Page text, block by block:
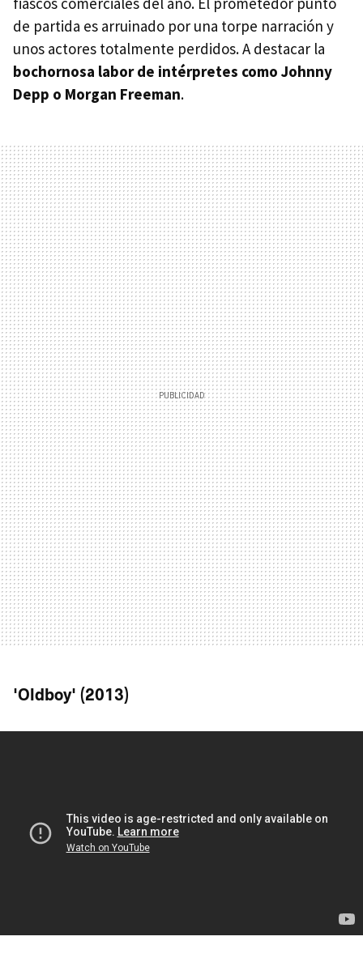
de partida es arruinado por una torpe narración y
unos actores totalmente perdidos. A destacar la
bochornosa labor de intérpretes como Johnny
Depp o Morgan Freeman.
'Oldboy' (2013)